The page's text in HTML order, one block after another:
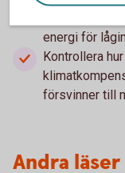
energi för
Kontrollera
försvinner till
Andra